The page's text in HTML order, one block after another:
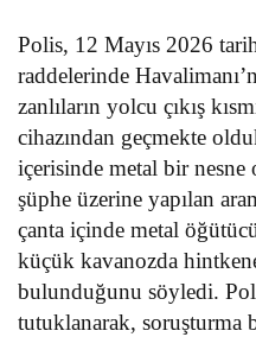
Polis, 12 Mayıs 2026
raddelerinde
zanlıların yolcu çıkış
cihazından geçmekte
içerisinde metal bir
şüphe üzerine yapılan
çanta içinde metal
küçük kavanozda
bulunduğunu söyledi.
tutuklanarak, soruşturma